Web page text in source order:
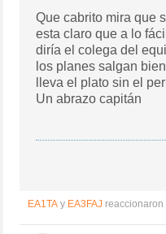
Que cabrito mira que
esta claro que a lo
diría el colega del
los planes salgan
lleva el plato sin el
Un abrazo capitán
EA1TA y EA3FAJ reaccionaron